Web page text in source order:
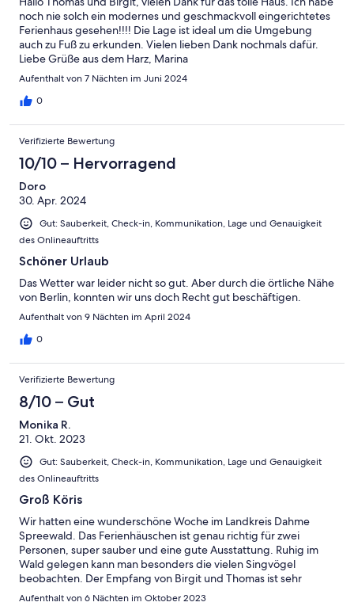
noch nie solch ein modernes und geschmackvoll eingerichtetes
Ferienhaus gesehen!!!! Die Lage ist ideal um die Umgebung
auch zu Fuß zu erkunden. Vielen lieben Dank nochmals dafür.
Liebe Grüße aus dem Harz, Marina
Aufenthalt von 7 Nächten im Juni 2024
0
Verifizierte Bewertung
10/10 – Hervorragend
Doro
30. Apr. 2024
Gut: Sauberkeit, Check-in, Kommunikation, Lage und Genauigkeit
des Onlineauftritts
Schöner Urlaub
Das Wetter war leider nicht so gut. Aber durch die örtliche Nähe
von Berlin, konnten wir uns doch Recht gut beschäftigen.
Aufenthalt von 9 Nächten im April 2024
0
Verifizierte Bewertung
8/10 – Gut
Monika R.
21. Okt. 2023
Gut: Sauberkeit, Check-in, Kommunikation, Lage und Genauigkeit
des Onlineauftritts
Groß Köris
Wir hatten eine wunderschöne Woche im Landkreis Dahme
Spreewald. Das Ferienhäuschen ist genau richtig für zwei
Personen, super sauber und eine gute Ausstattung. Ruhig im
Wald gelegen kann man besonders die vielen Singvögel
beobachten. Der Empfang von Birgit und Thomas ist sehr
herzlich gewesen. Vielen Dank Monika und Jörg
Aufenthalt von 6 Nächten im Oktober 2023